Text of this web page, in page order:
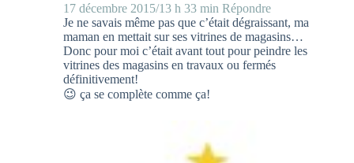
17 décembre 2015/13 h 33 min Répondre
Je ne savais même pas que c’était dégraissant, ma
maman en mettait sur ses vitrines de magasins…
Donc pour moi c’était avant tout pour peindre les
vitrines des magasins en travaux ou fermés
définitivement!
😉 ça se complète comme ça!